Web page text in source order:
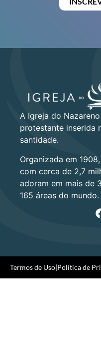
A Igreja do
protestante inserida
santidade.
Organizada em
com cerca de 2,7
adoram em mais de
165 áreas do mundo.
Termos de Uso|Política de